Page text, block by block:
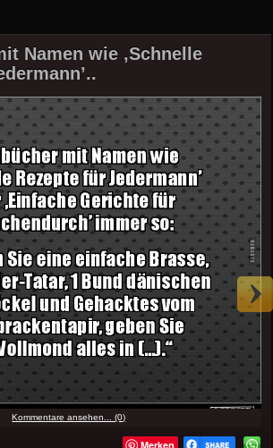
Namen wie ‚Schnelle
Kommentare ansehen... (0)
Merken